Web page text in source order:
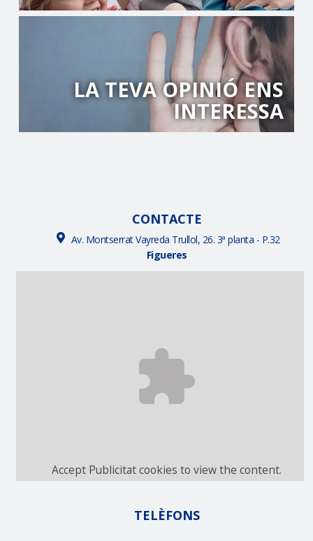
LA TEVA OPINIÓ ENS
INTERESSA
CONTACTE
Av. Montserrat Vayreda Trullol, 26. 3ª planta - P.32
Figueres
Accept Publicitatcookies to view the content.
TELÈFONS